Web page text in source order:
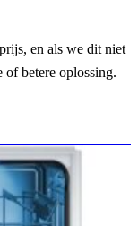
en als we dit niet
of betere oplossing.